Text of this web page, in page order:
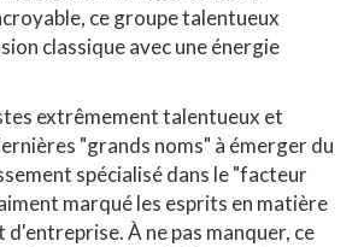
ce groupe talentueux
classique avec une énergie
extrêmement talentueux et
"grands noms" à émerger du
spécialisé dans le "facteur
marqué les esprits en matière
À ne pas manquer, ce